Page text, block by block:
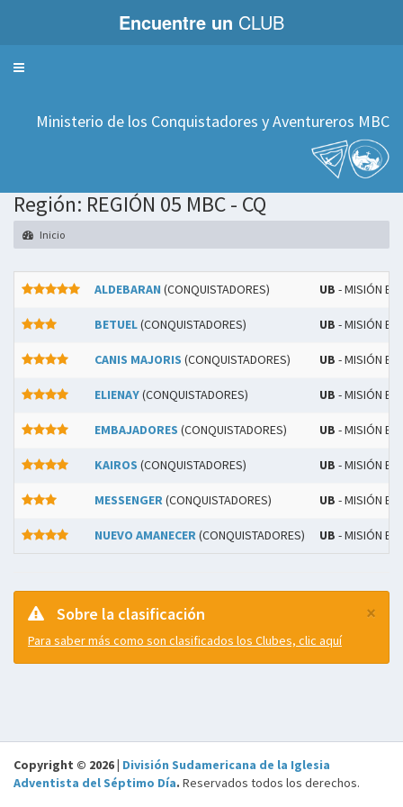
Encuentre un CLUB
Servicios
Ministerio de los Conquistadores y Aventureros MBC
Región: REGIÓN 05 MBC - CQ
Inicio
ALDEBARAN (CONQUISTADORES) UB - MISIÓN
BETUEL(CONQUISTADORES) UB - MISIÓN
CANIS MAJORIS (CONQUISTADORES) UB - MISIÓN
ELIENAY(CONQUISTADORES) UB - MISIÓN
EMBAJADORES (CONQUISTADORES) UB - MISIÓN
KAIROS (CONQUISTADORES) UB - MISIÓN
MESSENGER(CONQUISTADORES) UB - MISIÓN
NUEVO AMANECER(CONQUISTADORES) UB - MISIÓN
×
Sobre la clasificación
Para saber más como son clasificados los Clubes, clic aquí
Copyright © 2026 | División Sudamericana de la Iglesia
Adventista del Séptimo Día. Reservados todos los derechos.